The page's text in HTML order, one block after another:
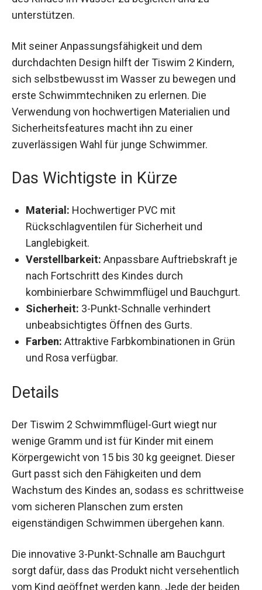
begleiten und zu unterstützen.
durchdachten Design hilft der Tiswim 2 Kindern,
sich selbstbewusst im Wasser zu bewegen und
erste Schwimmtechniken zu erlernen. Die
Verwendung von hochwertigen Materialien und
Sicherheitsfeatures macht ihn zu einer
zuverlässigen Wahl für junge Schwimmer.
Das Wichtigste in Kürze
Rückschlagventilen für Sicherheit und
Langlebigkeit.
Verstellbarkeit:
nach Fortschritt des Kindes durch
kombinierbare Schwimmflügel und Bauchgurt.
Sicherheit:3-Punkt-Schnalle verhindert
unbeabsichtigtes Öffnen des Gurts.
Farben:Attraktive Farbkombinationen in Grün
und Rosa verfügbar.
Details
wenige Gramm und ist für Kinder mit einem
Körpergewicht von 15 bis 30 kg geeignet. Dieser
Gurt passt sich den Fähigkeiten und dem
Wachstum des Kindes an, sodass es
schrittweise vom sicheren Planschen zum
ersten eigenständigen Schwimmen übergehen
kann.
Die innovative 3-Punkt-Schnalle am Bauchgurt
sorgt dafür, dass das Produkt nicht versehentlich